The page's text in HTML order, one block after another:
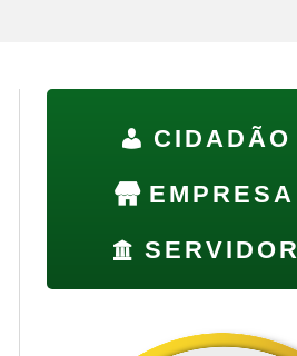
CIDADÃO
EMPRESA
SERVIDOR